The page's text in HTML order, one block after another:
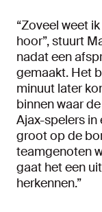
“Zoveel weet
hoor”, stuurt
nadat een
gemaakt. Het
minuut later
binnen waar
Ajax-spelers in
groot op de
teamgenoten
gaat het een
herkennen.”